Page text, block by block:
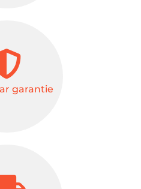
garantie